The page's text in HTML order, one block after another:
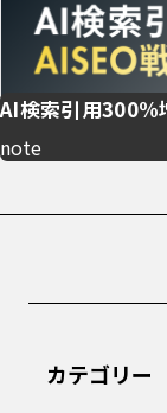
AI検索引用300%
note
カテゴリー